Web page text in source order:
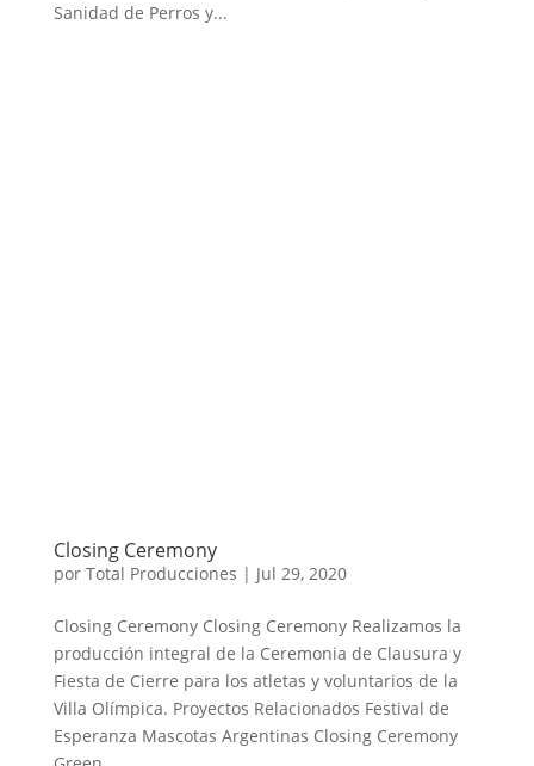
Sanidad de Perros y...
Closing Ceremony
por Total Producciones | Jul 29, 2020
Closing Ceremony Closing Ceremony Realizamos la
producción integral de la Ceremonia de Clausura y
Fiesta de Cierre para los atletas y voluntarios de la
Villa Olímpica. Proyectos Relacionados Festival de
Esperanza Mascotas Argentinas Closing Ceremony